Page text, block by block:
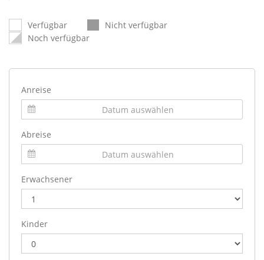
Verfügbar
Nicht verfügbar
Noch verfügbar
Anreise
Abreise
Erwachsener
Kinder